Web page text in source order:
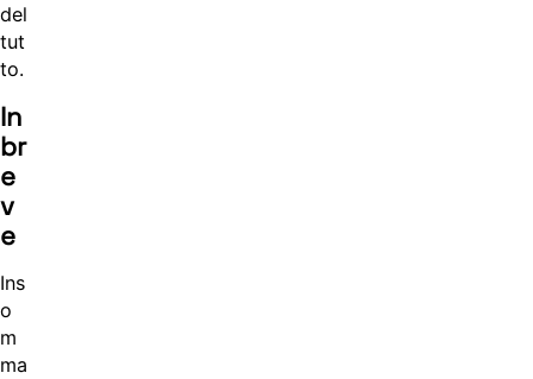
del
tut
to.
In
br
e
v
e
Ins
o
m
ma